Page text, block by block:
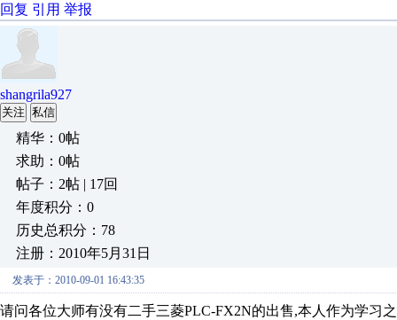
回复 引用 举报
shangrila927
关注 私信
精华：0帖
求助：0帖
帖子：2帖 | 17回
年度积分：0
历史总积分：78
注册：2010年5月31日
发表于：2010-09-01 16:43:35
请问各位大师有没有二手三菱PLC-FX2N的出售,本人作为学习